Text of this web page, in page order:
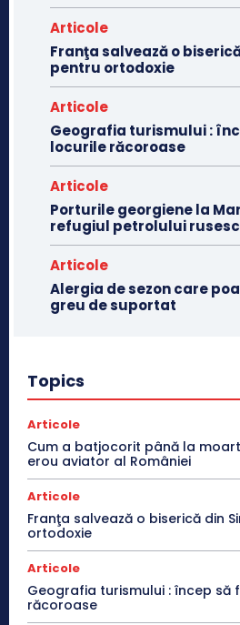
Articole
Franţa salvează o
pentru ortodoxie
Articole
Geografia turismului :
locurile răcoroase
Articole
Porturile georgiene la
refugiul petrolului rusesc
Articole
Alergia de sezon care
greu de suportat
Topics
Articole
Cum a batjocorit până la
erou aviator al României
Articole
Franţa salvează o biserică din
ortodoxie
Articole
Geografia turismului : încep să
răcoroase